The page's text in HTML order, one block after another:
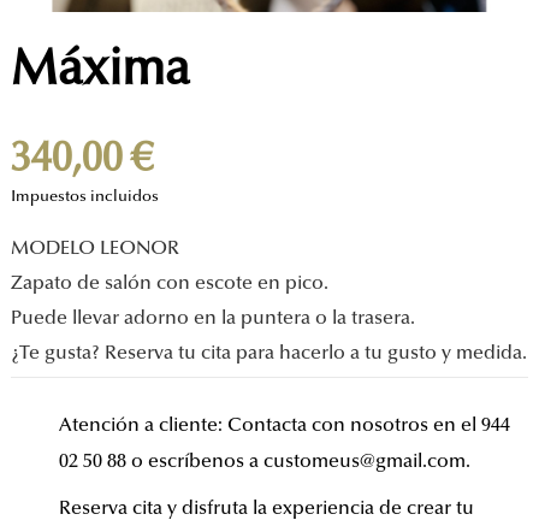
Máxima
340,00 €
Impuestos incluidos
MODELO LEONOR
Zapato de salón con escote en pico.
Puede llevar adorno en la puntera o la trasera.
¿Te gusta? Reserva tu cita para hacerlo a tu gusto y medida.
Atención a cliente: Contacta con nosotros en el 944
02 50 88 o escríbenos a customeus@gmail.com.
Reserva cita y disfruta la experiencia de crear tu